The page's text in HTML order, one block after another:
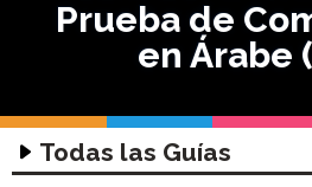
Prueba de
en Árabe
Todas las Guías